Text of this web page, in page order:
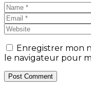
Enregistrer mon
le navigateur pour
Post Comment